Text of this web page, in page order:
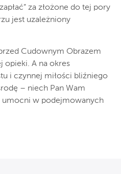
za złożone do tej pory
jest uzależniony
Cudownym Obrazem
opieki. A na okres
i czynnej miłości bliźniego
– niech Pan Wam
umocni w podejmowanych